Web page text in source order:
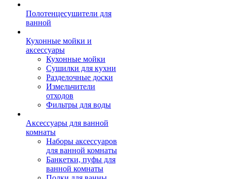
Полотенцесушители для
ванной
Кухонные мойки и
аксессуары
Кухонные мойки
Сушилки для кухни
Разделочные доски
Измельчители
отходов
Фильтры для воды
Аксессуары для ванной
комнаты
Наборы аксессуаров
для ванной комнаты
Банкетки, пуфы для
ванной комнаты